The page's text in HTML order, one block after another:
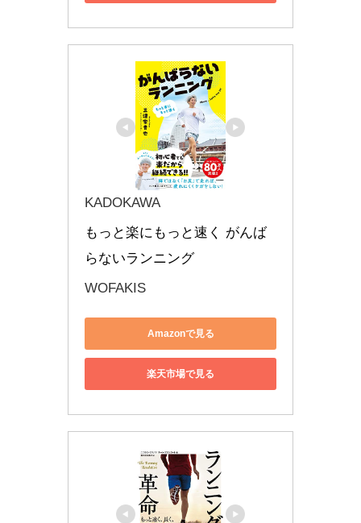
KADOKAWA
もっと楽にもっと速く がんば
らないランニング
WOFAKIS
Amazonで見る
楽天市場で見る